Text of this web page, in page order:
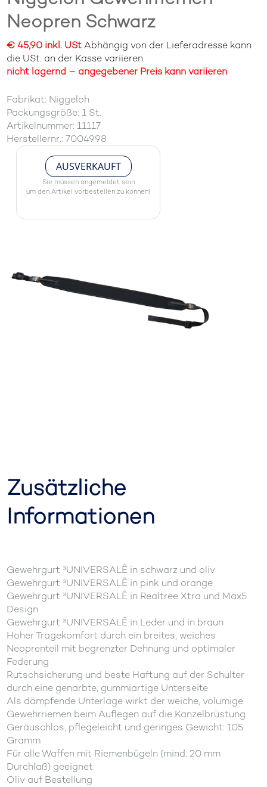
Neopren Schwarz
€ 45,90 inkl. UStAbhängig von der Lieferadresse kann
die USt. an der Kasse variieren.
nicht lagernd – angegebener Preis kann variieren
Fabrikat: Niggeloh
Packungsgröße: 1 St.
Artikelnummer: 11117
Herstellernr.: 7004998
AUSVERKAUFT
Sie müssen angemeldet sein
um den Artikel vorbestellen zu können!
Zusätzliche
Informationen
Gewehrgurt ³UNIVERSALÊ in schwarz und oliv
Gewehrgurt ³UNIVERSALÊ in pink und orange
Gewehrgurt ³UNIVERSALÊ in Realtree Xtra und Max5
Design
Gewehrgurt ³UNIVERSALÊ in Leder und in braun
Hoher Tragekomfort durch ein breites, weiches
Neoprenteil mit begrenzter Dehnung und optimaler
Federung
Rutschsicherung und beste Haftung auf der Schulter
durch eine genarbte, gummiartige Unterseite
Als dämpfende Unterlage wirkt der weiche, volumige
Gewehrriemen beim Auflegen auf die Kanzelbrüstung
Geräuschlos, pflegeleicht und geringes Gewicht: 105
Gramm
Für alle Waffen mit Riemenbügeln (mind. 20 mm
Durchlaß) geeignet
Oliv auf Bestellung